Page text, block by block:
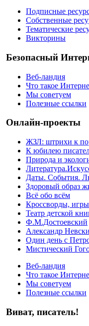
Подписные
Собственные
Тематические
Викторины
Безопасный
Веб-ландия
Что такое
Мы советуем
Полезные ссылки
Онлайн-проекты
ЖЗЛ: штрихи к
К юбилею
Природа и
Даты. События.
Здоровый образ
Всё обо всём
Кроссворды, игры
Театр детской
Ф.М.Достоевский
Александр
Один день с
Мистический
Веб-ландия
Что такое
Мы советуем
Полезные ссылки
Виват, писатель!